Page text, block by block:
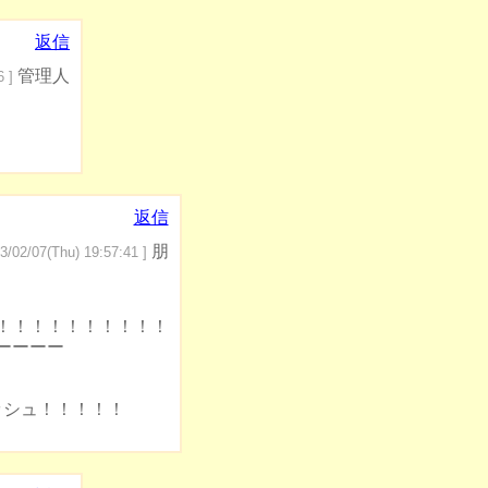
返信
] 管理人
返信
02/07(Thu) 19:57:41 ] 朋
！！！！！！！！
ーーー
ュ！！！！！